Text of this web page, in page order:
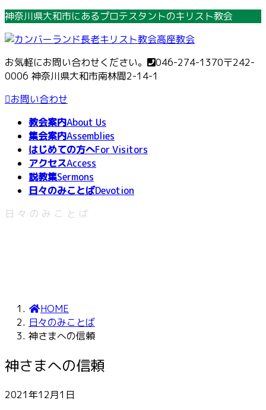
コ
テ
ン
ツ
へ
ス
ナ
ゲ
ー
シ
ョ
ン
神奈川県大和市にあるプロテスタントのキリスト教会
お気軽にお問い合わせください。 046-274-1370〒242-
0006 神奈川県大和市南林間2-14-1
お問い合わせ
教会案内About Us
集会案内Assemblies
はじめての方へFor Visitors
アクセスAccess
説教集Sermons
日々のみことばDevotion
日々のみことば
HOME
日々のみことば
神さまへの信頼
神さまへの信頼
2021年12月1日